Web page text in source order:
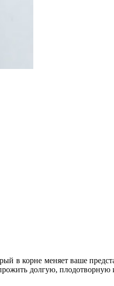
в корне меняет ваше
долгую,